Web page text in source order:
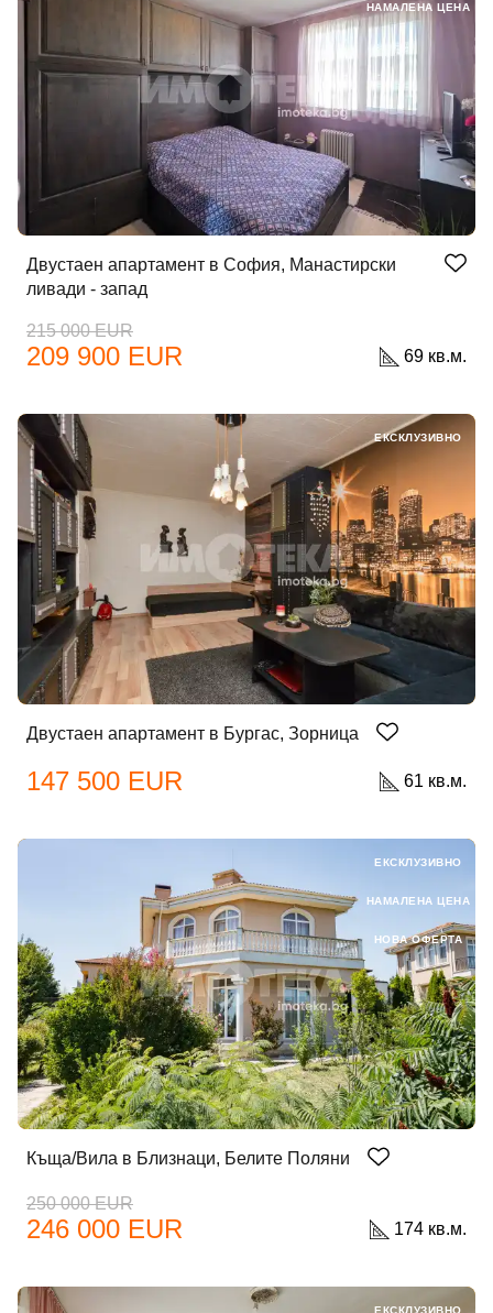
Двустаен апартамент в София, Манастирски
ливади - запад
215 000 EUR
209 900 EUR 69 кв.м.
НАМАЛЕНА ЦЕНА
Двустаен апартамент в Бургас, Зорница
147 500 EUR 61 кв.м.
ЕКСКЛУЗИВНО
Къща/Вила в Близнаци, Белите Поляни
250 000 EUR
246 000 EUR 174 кв.м.
ЕКСКЛУЗИВНО
НАМАЛЕНА ЦЕНА
НОВА ОФЕРТА